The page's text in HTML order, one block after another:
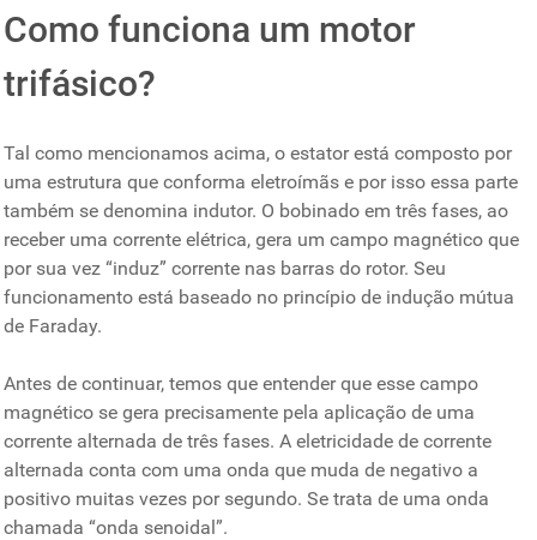
Como funciona um motor
trifásico?
Tal como mencionamos acima, o estator está composto por
uma estrutura que conforma eletroímãs e por isso essa parte
também se denomina indutor. O bobinado em três fases, ao
receber uma corrente elétrica, gera um campo magnético que
por sua vez “induz” corrente nas barras do rotor. Seu
funcionamento está baseado no princípio de indução mútua
de Faraday.
Antes de continuar, temos que entender que esse campo
magnético se gera precisamente pela aplicação de uma
corrente alternada de três fases. A eletricidade de corrente
alternada conta com uma onda que muda de negativo a
positivo muitas vezes por segundo. Se trata de uma onda
chamada “onda senoidal”.